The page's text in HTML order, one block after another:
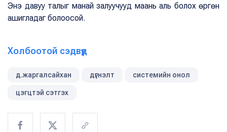
Энэ давуу талыг манай залуучууд маань аль болох өргөн
ашигладаг болоосой.
Холбоотой сэдвүүд
д.жаргалсайхан дүгнэлт системийн онол
цэгцтэй сэтгэх